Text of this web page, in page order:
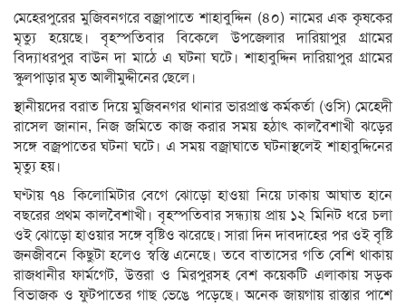
মেহেরপুরের মুজিবনগরে বজ্রাপাতে শাহাবুদ্দিন (৪০) নামের এক কৃষকের
মৃত্যু হয়েছে। বৃহস্পতিবার বিকেলে উপজেলার দারিয়াপুর গ্রামের
বিদ্যাধরপুর বাউন দা মাঠে এ ঘটনা ঘটে। শাহাবুদ্দিন দারিয়াপুর গ্রামের
স্কুলপাড়ার মৃত আলীমুদ্দীনের ছেলে।
স্থানীয়দের বরাত দিয়ে মুজিবনগর থানার ভারপ্রাপ্ত কর্মকর্তা (ওসি) মেহেদী
রাসেল জানান, নিজ জমিতে কাজ করার সময় হঠাৎ কালবৈশাখী ঝড়ের
সঙ্গে বজ্রপাতের ঘটনা ঘটে। এ সময় বজ্রাঘাতে ঘটনাস্থলেই শাহাবুদ্দিনের
মৃত্যু হয়।
ঘণ্টায় ৭৪ কিলোমিটার বেগে ঝোড়ো হাওয়া নিয়ে ঢাকায় আঘাত হানে
বছরের প্রথম কালবৈশাখী। বৃহস্পতিবার সন্ধ্যায় প্রায় ১২ মিনিট ধরে চলা
ওই ঝোড়ো হাওয়ার সঙ্গে বৃষ্টিও ঝরেছে। সারা দিন দাবদাহের পর ওই বৃষ্টি
জনজীবনে কিছুটা হলেও স্বস্তি এনেছে। তবে বাতাসের গতি বেশি থাকায়
রাজধানীর ফার্মগেট, উত্তরা ও মিরপুরসহ বেশ কয়েকটি এলাকায় সড়ক
বিভাজক ও ফুটপাতের গাছ ভেঙে পড়েছে। অনেক জায়গায় রাস্তার পাশে